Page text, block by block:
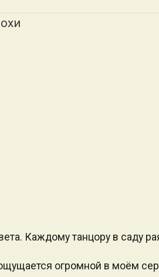
Каждому танцору в саду
огромной в моём